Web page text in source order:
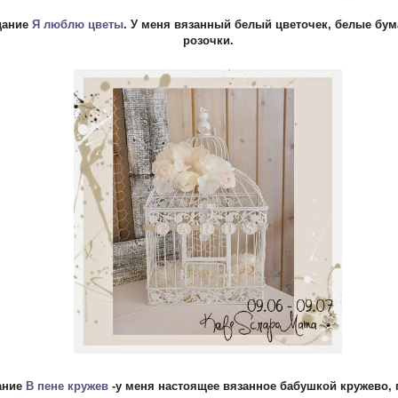
Я люблю цветы. У меня вязанный белый цветочек, белые
розочки.
В пене кружев -у меня настоящее вязанное бабушкой кружево,